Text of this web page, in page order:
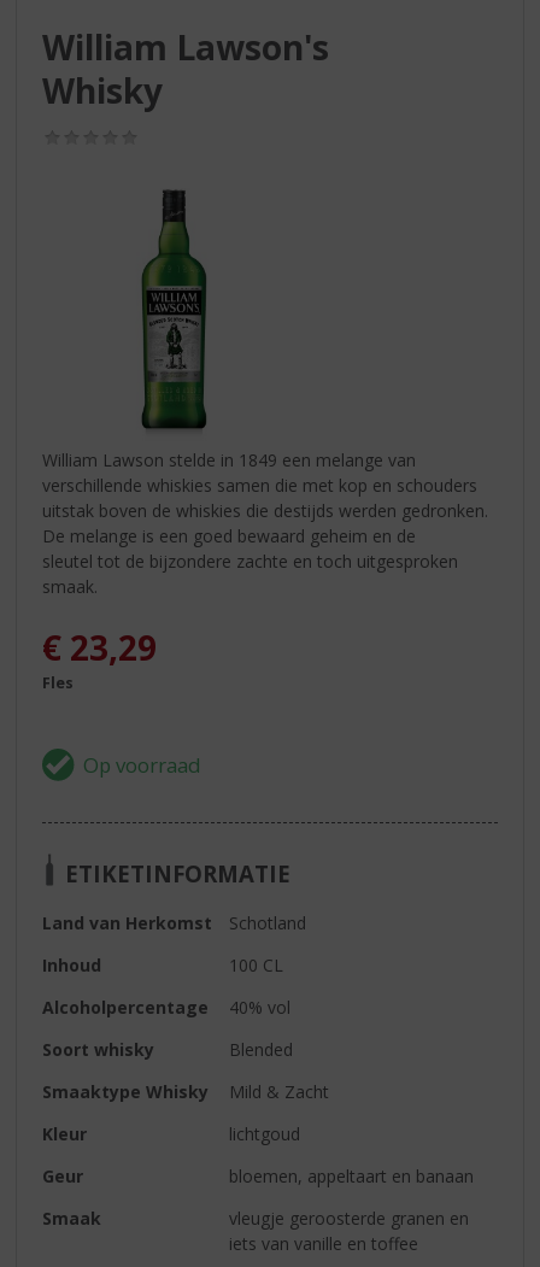
William Lawson's
Whisky
William Lawson stelde in 1849 een melange van
verschillende whiskies samen die met kop en schouders
uitstak boven de whiskies die destijds werden gedronken.
De melange is een goed bewaard geheim en de
sleutel tot de bijzondere zachte en toch uitgesproken
smaak.
€ 23,29
Fles
ETIKETINFORMATIE
Land van Herkomst
Schotland
Inhoud
100 CL
Alcoholpercentage
40% vol
Soort whisky
Blended
Smaaktype Whisky
Mild & Zacht
Kleur
lichtgoud
Geur
bloemen, appeltaart en banaan
Smaak
vleugje geroosterde granen en
iets van vanille en toffee